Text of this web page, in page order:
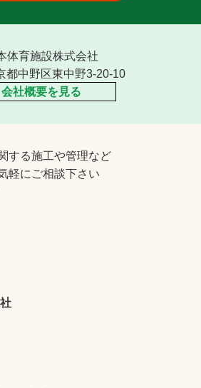
体育施設株式会社
都中野区東中野3-20-10
会社概要を見る
する施工や管理など
軽にご相談下さい